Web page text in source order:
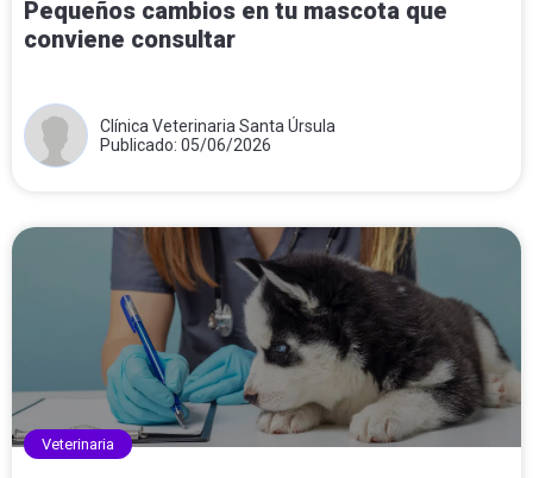
Pequeños cambios en tu mascota que
conviene consultar
Clínica Veterinaria Santa Úrsula
Publicado: 05/06/2026
Veterinaria